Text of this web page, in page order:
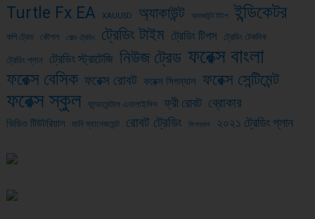
Turtle Fx EA XAUUSD অ্যাকাউন্ট অ্যাকাউন্ট টাইপ ইন্ডিকেটর
কপি ট্রেড কৌশল গোল্ড ট্রেডিং ট্রেডিং টাইম ট্রেডিং টিপস ট্রেডিং টেকনিক
ট্রেডিং প্লান ট্রেডিং স্ট্রাটেজি নিউজ ট্রেড ফরেক্স বাংলা
ফরেক্স বেসিক ফরেক্স রোবট ফরেক্স সিগন্যাল ফরেক্স সেন্টিমেন্ট
ফরেক্স স্কুল ফান্ডামেন্টাল এনালাইসিস ফ্রী রোবট ব্রোকার
ভিডিও টিউটরিয়াল মানি ম্যানেজমেন্ট রোবট ট্রেডিং সিগন্যাল ২০২১ ট্রেডিং প্লান